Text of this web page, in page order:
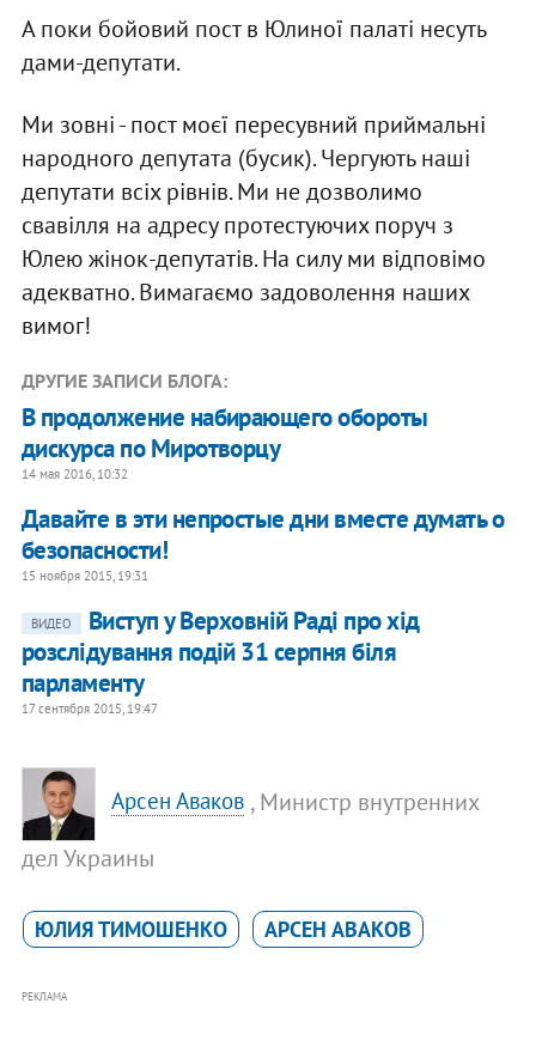
А поки бойовий пост в Юлиної палаті несуть
дами-депутати.
Ми зовні - пост моєї пересувний приймальні
народного депутата (бусик). Чергують наші
депутати всіх рівнів. Ми не дозволимо
свавілля на адресу протестуючих поруч з
Юлею жінок-депутатів. На силу ми відповімо
адекватно. Вимагаємо задоволення наших
вимог!
ДРУГИЕ ЗАПИСИ БЛОГА:
В продолжение набирающего обороты
дискурса по Миротворцу
14 мая 2016, 10:32
​Давайте в эти непростые дни вместе думать о
безопасности!
15 ноября 2015, 19:31
ВИДЕО
Виступ у Верховній Раді про хід
розслідування подій 31 серпня біля
парламенту
17 сентября 2015, 19:47
Арсен Аваков , Министр внутренних
дел Украины
ЮЛИЯ ТИМОШЕНКО АРСЕН АВАКОВ
РЕКЛАМА